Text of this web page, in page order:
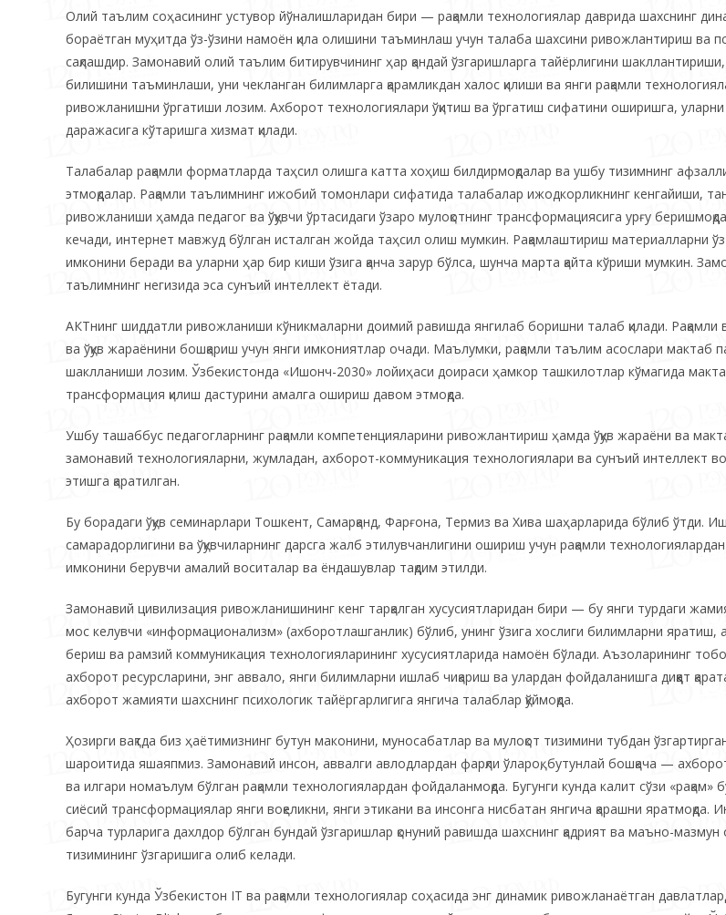
Олий таълим соҳасининг устувор йўналишларидан бири — рақамли технологиялар даврида шахснинг
бораётган муҳитда ўз-ўзини намоён қила олишини таъминлаш учун талаба шахсини ривожлантириш ва
сақлашдир. Замонавий олий таълим битирувчининг ҳар қандай ўзгаришларга тайёрлигини шакллантириши,
билишини таъминлаши, уни чекланган билимларга қарамликдан халос қилиши ва янги рақамли
ривожланишни ўргатиши лозим. Ахборот технологиялари ўқитиш ва ўргатиш сифатини оширишга,
даражасига кўтаришга хизмат қилади.
Талабалар рақамли форматларда таҳсил олишга катта хоҳиш билдирмоқдалар ва ушбу тизимнинг
этмоқдалар. Рақамли таълимнинг ижобий томонлари сифатида талабалар ижодкорликнинг кенгайиши,
ривожланиши ҳамда педагог ва ўқувчи ўртасидаги ўзаро мулоқотнинг трансформациясига урғу
кечади, интернет мавжуд бўлган исталган жойда таҳсил олиш мумкин. Рақамлаштириш материалларни ўз
имконини беради ва уларни ҳар бир киши ўзига қанча зарур бўлса, шунча марта қайта кўриши мумкин.
таълимнинг негизида эса сунъий интеллект ётади.
АКТнинг шиддатли ривожланиши кўникмаларни доимий равишда янгилаб боришни талаб қилади. Рақамли
ва ўқув жараёнини бошқариш учун янги имкониятлар очади. Маълумки, рақамли таълим асослари мактаб
шаклланиши лозим. Ўзбекистонда «Ишонч-2030» лойиҳаси доираси ҳамкор ташкилотлар кўмагида
трансформация қилиш дастурини амалга ошириш давом этмоқда.
Ушбу ташаббус педагогларнинг рақамли компетенцияларини ривожлантириш ҳамда ўқув жараёни ва
замонавий технологияларни, жумладан, ахборот-коммуникация технологиялари ва сунъий интеллект
этишга қаратилган.
Бу борадаги ўқув семинарлари Тошкент, Самарқанд, Фарғона, Термиз ва Хива шаҳарларида бўлиб ўтди.
самарадорлигини ва ўқувчиларнинг дарсга жалб этилувчанлигини ошириш учун рақамли
имконини берувчи амалий воситалар ва ёндашувлар тақдим этилди.
Замонавий цивилизация ривожланишининг кенг тарқалган хусусиятларидан бири — бу янги турдаги
мос келувчи «информационализм» (ахборотлашганлик) бўлиб, унинг ўзига хослиги билимларни яратиш,
бериш ва рамзий коммуникация технологияларининг хусусиятларида намоён бўлади. Аъзоларининг
ахборот ресурсларини, энг аввало, янги билимларни ишлаб чиқариш ва улардан фойдаланишга диққат
ахборот жамияти шахснинг психологик тайёргарлигига янгича талаблар қўймоқда.
Ҳозирги вақтда биз ҳаётимизнинг бутун маконини, муносабатлар ва мулоқот тизимини тубдан
шароитида яшаяпмиз. Замонавий инсон, аввалги авлодлардан фарқли ўлароқ, бутунлай бошқача —
ва илгари номаълум бўлган рақамли технологиялардан фойдаланмоқда. Бугунги кунда калит сўзи «рақам»
сиёсий трансформациялар янги воқеликни, янги этикани ва инсонга нисбатан янгича қарашни яратмоқда.
барча турларига дахлдор бўлган бундай ўзгаришлар қонуний равишда шахснинг қадрият ва маъно-
тизимининг ўзгаришига олиб келади.
Бугунги кунда Ўзбекистон IT ва рақамли технологиялар соҳасида энг динамик ривожланаётган